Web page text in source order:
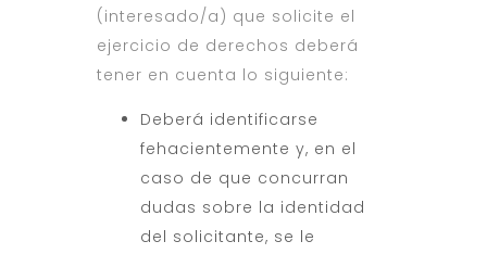
(interesado/a) que solicite el
ejercicio de derechos deberá
tener en cuenta lo siguiente:
Deberá identificarse
fehacientemente y, en el
caso de que concurran
dudas sobre la identidad
del solicitante, se le